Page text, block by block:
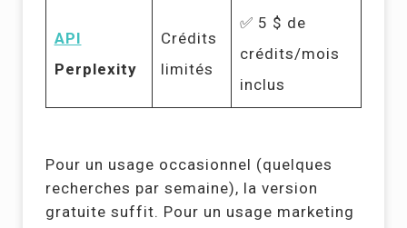
API
Perplexity
Crédits
limités
✅ 5 $ de
crédits/mois
inclus
Pour un usage occasionnel (quelques
recherches par semaine), la version
gratuite suffit. Pour un usage marketing